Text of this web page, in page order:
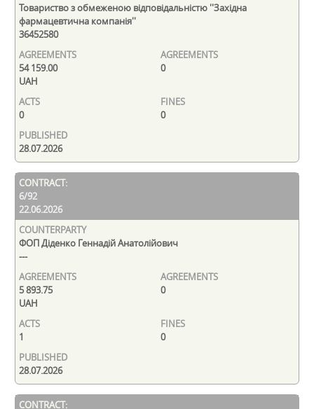
Товариство з обмеженою відповідальністю ''Західна
фармацевтична компанія''
36452580
54 159.00
UAH
0
0 0
28.07.2026
6/92
22.06.2026
ФОП Діденко Геннадій Анатолійович
---
5 893.75
UAH
0
1 0
28.07.2026